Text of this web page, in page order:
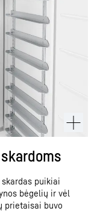
puikiai
bėgelių ir vėl
prietaisai buvo